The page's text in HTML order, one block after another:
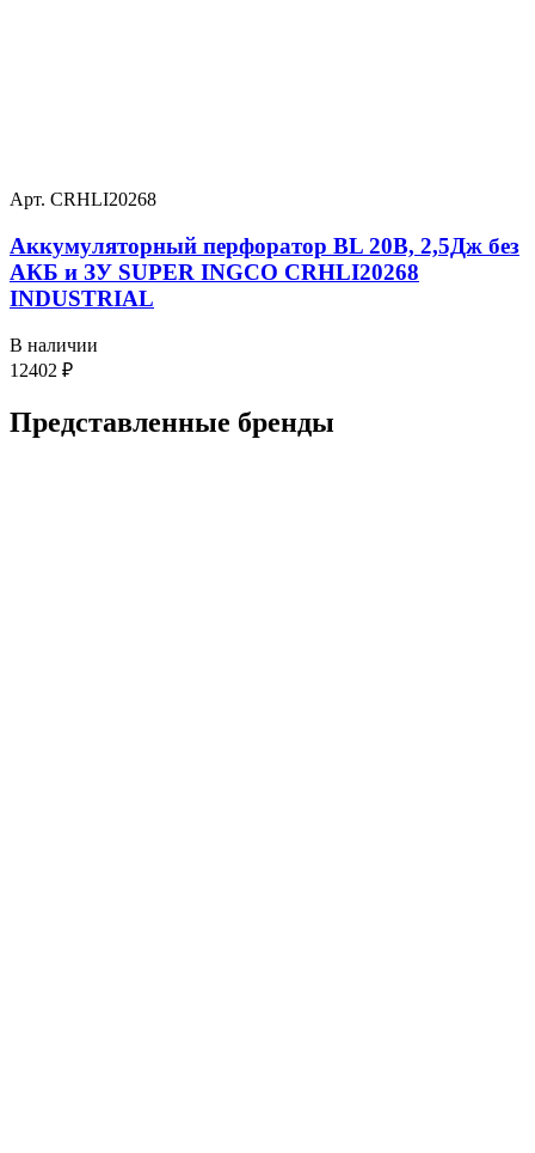
Арт. CRHLI20268
Аккумуляторный перфоратор BL 20В, 2,5Дж без
АКБ и ЗУ SUPER INGCO CRHLI20268
INDUSTRIAL
В наличии
12402 ₽
Представленные бренды